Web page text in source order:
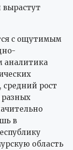
с ощутимым
аналитика
рост
разных
в
область